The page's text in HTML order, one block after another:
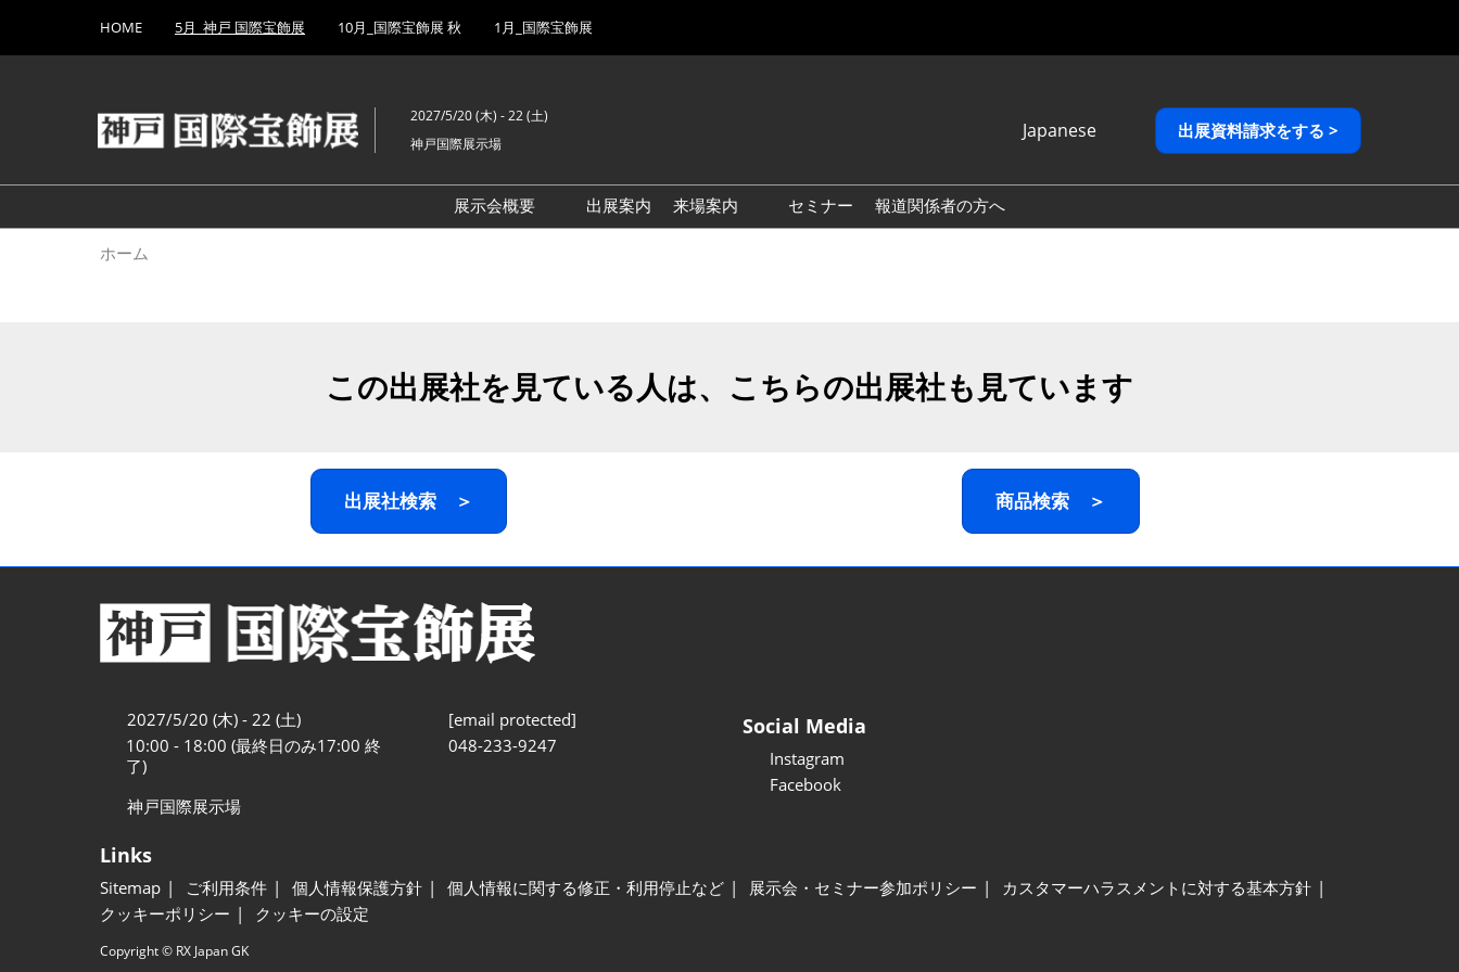
キ
し
て
to
HOME 5月_神戸 国際宝飾展 10月_国際宝飾展 秋 1月_国際宝飾展
2027/5/20 (木) - 22 (土)
神戸国際展示場
Japanese
English
繁體中文
出展資料請求をする >
展示会概要
出展案内
来場案内
セミナー 報道関係者の方へ
ホーム
この出展社を見ている人は、こちらの出展社も見ています
出展社検索 ＞ 商品検索 ＞
2027/5/20 (木) - 22 (土)
10:00 - 18:00 (最終日のみ17:00 終
了)
神戸国際展示場
[email protected]
048-233-9247
Social Media
Instagram
Facebook
Links
Sitemap ご利用条件 個人情報保護方針 個人情報に関する修正・利用停止など 展示会・セミナー参加ポリシー
カスタマーハラスメントに対する基本方針
クッキーポリシー
クッキーの設定
Copyright © RX Japan GK